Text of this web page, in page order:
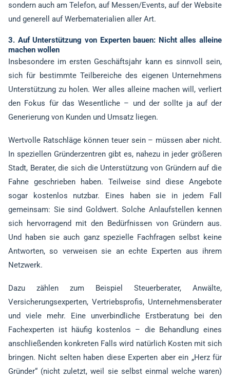
sondern auch am Telefon, auf Messen/Events, auf der Website
und generell auf Werbematerialien aller Art.
3. Auf Unterstützung von Experten bauen: Nicht alles alleine
machen wollen
Insbesondere im ersten Geschäftsjahr kann es sinnvoll sein,
sich für bestimmte Teilbereiche des eigenen Unternehmens
Unterstützung zu holen. Wer alles alleine machen will, verliert
den Fokus für das Wesentliche – und der sollte ja auf der
Generierung von Kunden und Umsatz liegen.
Wertvolle Ratschläge können teuer sein – müssen aber nicht.
In speziellen Gründerzentren gibt es, nahezu in jeder größeren
Stadt, Berater, die sich die Unterstützung von Gründern auf die
Fahne geschrieben haben. Teilweise sind diese Angebote
sogar kostenlos nutzbar. Eines haben sie in jedem Fall
gemeinsam: Sie sind Goldwert. Solche Anlaufstellen kennen
sich hervorragend mit den Bedürfnissen von Gründern aus.
Und haben sie auch ganz spezielle Fachfragen selbst keine
Antworten, so verweisen sie an echte Experten aus ihrem
Netzwerk.
Dazu zählen zum Beispiel Steuerberater, Anwälte,
Versicherungsexperten, Vertriebsprofis, Unternehmensberater
und viele mehr. Eine unverbindliche Erstberatung bei den
Fachexperten ist häufig kostenlos – die Behandlung eines
anschließenden konkreten Falls wird natürlich Kosten mit sich
bringen. Nicht selten haben diese Experten aber ein „Herz für
Gründer“ (nicht zuletzt, weil sie selbst einmal welche waren)